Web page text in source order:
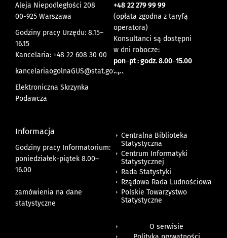
Aleja Niepodległości 208
00-925 Warszawa
Godziny pracy Urzędu: 8.15–
16.15
Kancelaria: +48 22 608 30 00
kancelariaogolnaGUS@stat.gov.pl
Elektroniczna Skrzynka
Podawcza
+48 22 279 99 99
(opłata zgodna z taryfą
operatora)
Konsultanci są dostępni
w dni robocze:
pon–pt : godz. 8.00–15.00
Informacja
Godziny pracy Informatorium:
poniedziałek-piątek 8.00–
16.00
zamówienia na dane
statystyczne
Centralna Biblioteka
Statystyczna
Centrum Informatyki
Statystycznej
Rada Statystyki
Rządowa Rada Ludnościowa
Polskie Towarzystwo
Statystyczne
O serwisie